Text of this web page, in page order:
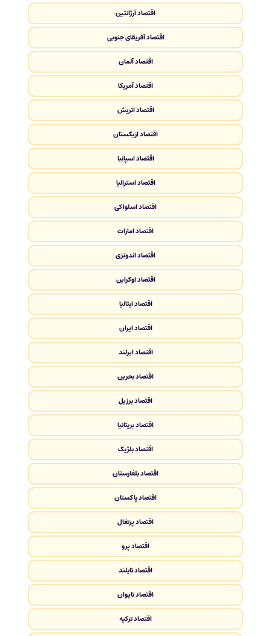
اقتصاد آرژانتین
اقتصاد آفریقای جنوبی
اقتصاد آلمان
اقتصاد آمریکا
اقتصاد اتریش
اقتصاد ازبکستان
اقتصاد اسپانیا
اقتصاد استرالیا
اقتصاد اسلواکی
اقتصاد امارات
اقتصاد اندونزی
اقتصاد اوکراین
اقتصاد ایتالیا
اقتصاد ایران
اقتصاد ایرلند
اقتصاد بحرین
اقتصاد برزیل
اقتصاد بریتانیا
اقتصاد بلژیک
اقتصاد بلغارستان
اقتصاد پاکستان
اقتصاد پرتغال
اقتصاد پرو
اقتصاد تایلند
اقتصاد تایوان
اقتصاد ترکیه